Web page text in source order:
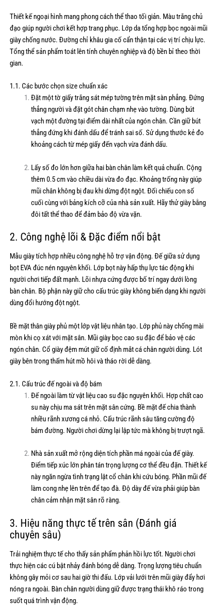
Thiết kế ngoại hình mang phong cách thể thao tối giản. Màu trắng chủ
đạo giúp người chơi kết hợp trang phục. Lớp da tổng hợp bọc ngoài mũi
giày chống nước. Đường chỉ khâu gia cố cẩn thận tại các vị trí chịu lực.
Tổng thể sản phẩm toát lên tính chuyên nghiệp và độ bền bỉ theo thời
gian.
1.1. Các bước chọn size chuẩn xác
Đặt một tờ giấy trắng sát mép tường trên mặt sàn phẳng. Đứng
thẳng người và đặt gót chân chạm nhẹ vào tường. Dùng bút
vạch một đường tại điểm dài nhất của ngón chân. Cần giữ bút
thẳng đứng khi đánh dấu để tránh sai số. Sử dụng thước kẻ đo
khoảng cách từ mép giấy đến vạch vừa đánh dấu.
Lấy số đo lớn hơn giữa hai bàn chân làm kết quả chuẩn. Cộng
thêm 0.5 cm vào chiều dài vừa đo đạc. Khoảng trống này giúp
mũi chân không bị đau khi dừng đột ngột. Đối chiếu con số
cuối cùng với bảng kích cỡ của nhà sản xuất. Hãy thử giày bằng
đôi tất thể thao để đảm bảo độ vừa vặn.
2. Công nghệ lõi & Đặc điểm nổi bật
Mẫu giày tích hợp nhiều công nghệ hỗ trợ vận động. Đế giữa sử dụng
bọt EVA đúc nén nguyên khối. Lớp bọt này hấp thụ lực tác động khi
người chơi tiếp đất mạnh. Lõi nhựa cứng được bố trí ngay dưới lòng
bàn chân. Bộ phận này giữ cho cấu trúc giày không biến dạng khi người
dùng đổi hướng đột ngột.
Bề mặt thân giày phủ một lớp vật liệu nhân tạo. Lớp phủ này chống mài
mòn khi cọ xát với mặt sân. Mũi giày bọc cao su đặc để bảo vệ các
ngón chân. Cổ giày đệm mút giữ cố định mắt cá chân người dùng. Lót
giày bên trong thấm hút mồ hôi và tháo rời dễ dàng.
2.1. Cấu trúc đế ngoài và độ bám
Đế ngoài làm từ vật liệu cao su đặc nguyên khối. Hợp chất cao
su này chịu ma sát trên mặt sân cứng. Bề mặt đế chia thành
nhiều rãnh xương cá nhỏ. Cấu trúc rãnh sâu tăng cường độ
bám đường. Người chơi dừng lại lập tức mà không bị trượt ngã.
Nhà sản xuất mở rộng diện tích phần má ngoài của đế giày.
Điểm tiếp xúc lớn phân tán trọng lượng cơ thể đều đặn. Thiết kế
này ngăn ngừa tình trạng lật cổ chân khi cứu bóng. Phần mũi đế
làm cong nhẹ lên trên để tạo đà. Độ dày đế vừa phải giúp bàn
chân cảm nhận mặt sân rõ ràng.
3. Hiệu năng thực tế trên sân (Đánh giá
chuyên sâu)
Trải nghiệm thực tế cho thấy sản phẩm phản hồi lực tốt. Người chơi
thực hiện các cú bật nhảy đánh bóng dễ dàng. Trọng lượng tiêu chuẩn
không gây mỏi cơ sau hai giờ thi đấu. Lớp vải lưới trên mũi giày đẩy hơi
nóng ra ngoài. Bàn chân người dùng giữ được trạng thái khô ráo trong
suốt quá trình vận động.